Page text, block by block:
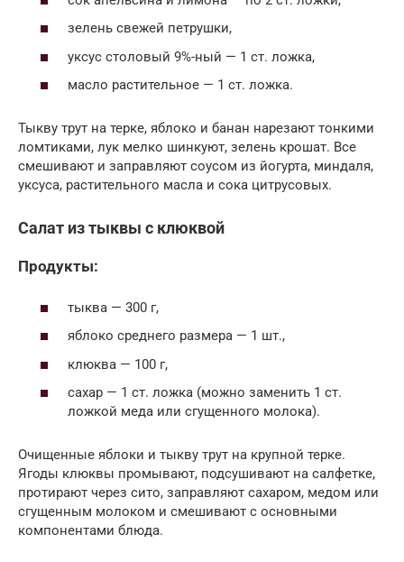
зелень свежей петрушки,
уксус столовый 9%-ный — 1 ст. ложка,
масло растительное — 1 ст. ложка.
Тыкву трут на терке, яблоко и банан нарезают тонкими
ломтиками, лук мелко шинкуют, зелень крошат. Все
смешивают и заправляют соусом из йогурта, миндаля,
уксуса, растительного масла и сока цитрусовых.
Салат из тыквы с клюквой
Продукты:
тыква — 300 г,
яблоко среднего размера — 1 шт.,
клюква — 100 г,
сахар — 1 ст. ложка (можно заменить 1 ст.
ложкой меда или сгущенного молока).
Очищенные яблоки и тыкву трут на крупной терке.
Ягоды клюквы промывают, подсушивают на салфетке,
протирают через сито, заправляют сахаром, медом или
сгущенным молоком и смешивают с основными
компонентами блюда.